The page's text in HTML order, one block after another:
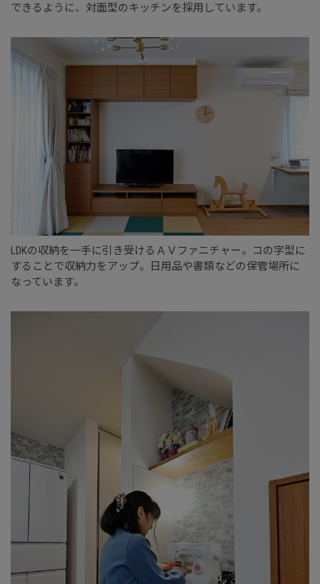
できるように、対面型のキッチンを採用しています。
LDKの収納を一手に引き受けるＡＶファニチャー。コの字型に
することで収納力をアップ。日用品や書類などの保管場所に
なっています。